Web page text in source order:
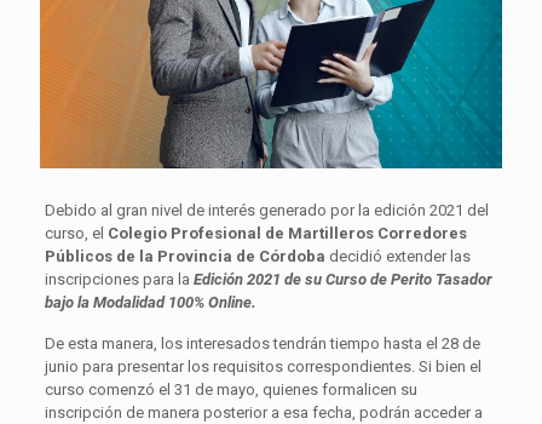
Debido al gran nivel de interés generado por la edición 2021 del
curso, el Colegio Profesional de Martilleros Corredores
Públicos de la Provincia de Córdoba decidió extender las
inscripciones para la Edición 2021 de su Curso de Perito Tasador
bajo la Modalidad 100% Online.
De esta manera, los interesados tendrán tiempo hasta el 28 de
junio para presentar los requisitos correspondientes. Si bien el
curso comenzó el 31 de mayo, quienes formalicen su
inscripción de manera posterior a esa fecha, podrán acceder a